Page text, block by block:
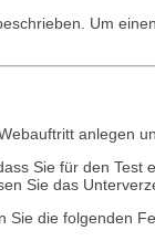
Um
anlegen
Sie für den
Sie das
Sie die folgenden